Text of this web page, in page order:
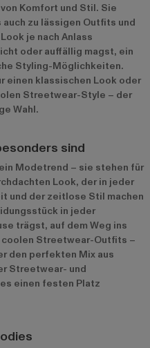
Komfort und Stil. Sie
zu lässigen Outfits und
je nach Anlass
oder auffällig magst, ein
Styling-Möglichkeiten.
einen klassischen Look oder
Streetwear-Style – der
Wahl.
sind
Modetrend – sie stehen für
Look, der in jeder
und der zeitlose Stil machen
in jeder
trägst, auf dem Weg ins
Streetwear-Outfits –
den perfekten Mix aus
Streetwear- und
einen festen Platz